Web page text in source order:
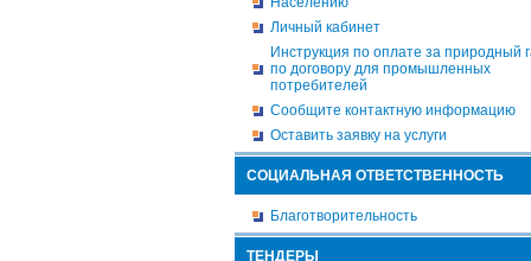
Личный кабинет
Инструкция по оплате за природный
по договору для промышленных
потребителей
Сообщите контактную информацию
Оставить заявку на услуги
СОЦИАЛЬНАЯ ОТВЕТСТВЕННОСТЬ
Благотворительность
ТЕНДЕРЫ